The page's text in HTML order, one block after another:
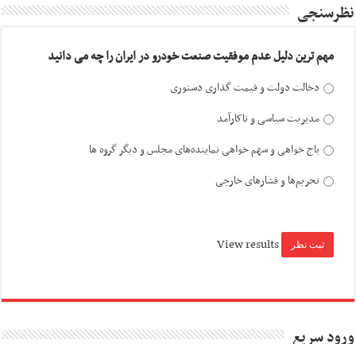
نظرسنجی
مهم ترین دلیل عدم موفقیت صنعت خودرو در ایران را چه می دانید
دخالت دولت و قیمت گذاری دستوری
مدیریت سیاسی و ناکارآمد
باج خواهی و سهم خواهی نماینده‌های مجلس و دیگر گروه ها
تحریم‌ها و فشارهای خارجی
View results
ورود سریع